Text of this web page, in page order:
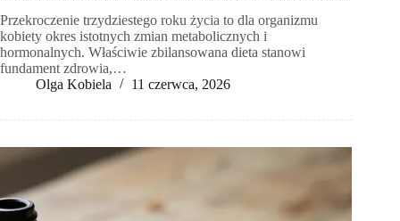
Przekroczenie trzydziestego roku życia to dla organizmu
kobiety okres istotnych zmian metabolicznych i
hormonalnych. Właściwie zbilansowana dieta stanowi
fundament zdrowia,…
Olga Kobiela
11 czerwca, 2026